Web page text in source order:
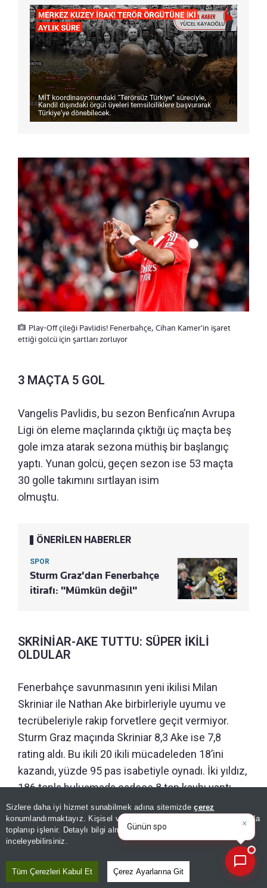
Sizlere daha iyi hizmet sunabilmek adına sitemizdeçerez
konumlandırmaktayız. Kişisel verileriniz, KVKK ve GDPR kapsamında
toplanıp işlenir. Detaylı bilgi almak içinAydınlatma Metnimizi
inceleyebilirsiniz.
Tüm Çerezleri Kabul Et Çerez Ayarlarına Git
Play-Off çileği Pavlidis! Fenerbahçe, Cihan Kamer'in işaret
ettiği golcü için şartları zorluyor
3 MAÇTA 5 GOL
Vangelis Pavlidis, bu sezon Benfica’nın Avrupa
Ligi ön eleme maçlarında çıktığı üç maçta beş
gole imza atarak sezona müthiş bir başlangıç
yaptı. Yunan golcü, geçen sezon ise 53 maçta
30 golle takımını sırtlayan isim
olmuştu.
ÖNERİLEN HABERLER
SPOR
Sturm Graz'dan Fenerbahçe
itirafı: "Mümkün değil"
SKRİNİAR-AKE TUTTU: SÜPER İKİLİ
OLDULAR
Fenerbahçe savunmasının yeni ikilisi Milan
Skriniar ile Nathan Ake birbirleriyle uyumu ve
tecrübeleriyle rakip forvetlere geçit vermiyor.
Sturm Graz maçında Skriniar 8,3 Ake ise 7,8
rating aldı. Bu ikili 20 ikili mücadeleden 18’ini
kazandı, yüzde 95 pas isabetiyle oynadı. İki yıldız,
186 topla buluşmada sadece 8 top kaybı yaptı.
İŞTE İSMAİL KARTAL’IN ‘ISIRAN’ TAKIMI:
PİRANA ORDUSU
Fenerbahçe, Sturm Graz karşısında sergilediği
oyunla Avrupa’da rakiplerine korku saldı. İsmail
Günün spor, gündem ve
ekonomi gelişmelerini analiz
ed